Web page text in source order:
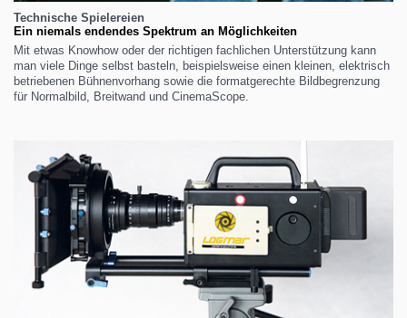
Technische Spielereien
Ein niemals endendes Spektrum an Möglichkeiten
Mit etwas Knowhow oder der richtigen fachlichen Unterstützung kann
man viele Dinge selbst basteln, beispielsweise einen kleinen, elektrisch
betriebenen Bühnenvorhang sowie die formatgerechte Bildbegrenzung
für Normalbild, Breitwand und CinemaScope.